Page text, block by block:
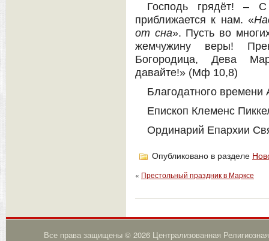
Господь грядёт! –
приближается к нам. «
от сна». Пусть во
жемчужину веры!
Богородица, Дева
давайте!» (Мф 10,8)
Благодатного
Епископ Клеменс
Ординарий Епархии
Опубликовано в разделе
« Престольный праздник в Марксе
Все права защищены © 2026 Централизованная